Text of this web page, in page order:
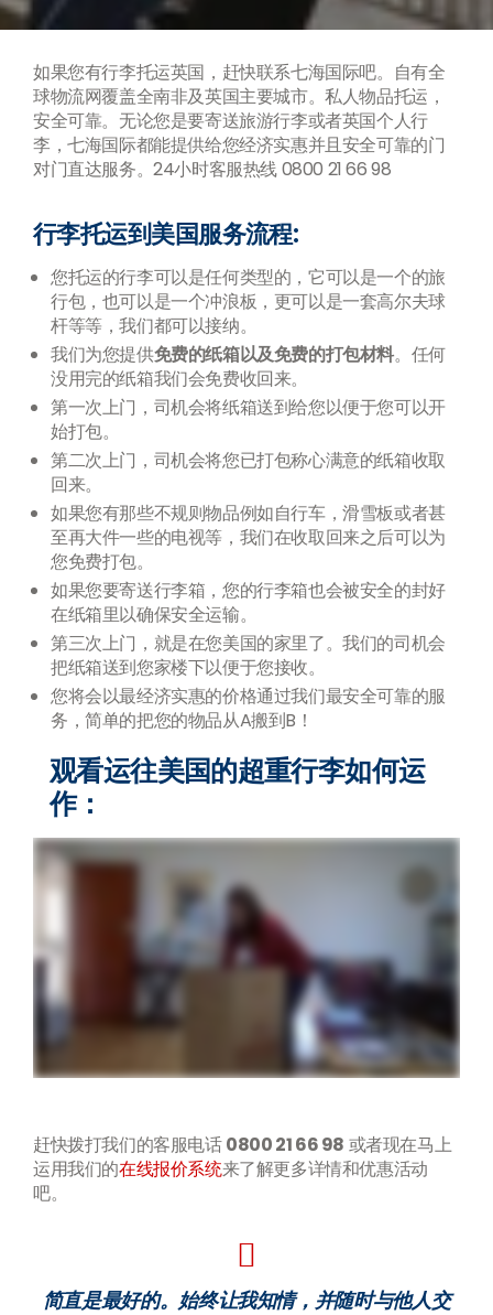
如果您有行李托运英国，赶快联系七海国际吧。自有全
球物流网覆盖全南非及英国主要城市。私人物品托运，
安全可靠。无论您是要寄送旅游行李或者英国个人行
李，七海国际都能提供给您经济实惠并且安全可靠的门
对门直达服务。24小时客服热线 0800 21 66 98
行李托运到美国服务流程:
您托运的行李可以是任何类型的，它可以是一个的旅
行包，也可以是一个冲浪板，更可以是一套高尔夫球
杆等等，我们都可以接纳。
我们为您提供免费的纸箱以及免费的打包材料。任何
没用完的纸箱我们会免费收回来。
第一次上门，司机会将纸箱送到给您以便于您可以开
始打包。
第二次上门，司机会将您已打包称心满意的纸箱收取
回来。
如果您有那些不规则物品例如自行车，滑雪板或者甚
至再大件一些的电视等，我们在收取回来之后可以为
您免费打包。
如果您要寄送行李箱，您的行李箱也会被安全的封好
在纸箱里以确保安全运输。
第三次上门，就是在您美国的家里了。我们的司机会
把纸箱送到您家楼下以便于您接收。
您将会以最经济实惠的价格通过我们最安全可靠的服
务，简单的把您的物品从A搬到B！
观看运往美国的超重行李如何运
作：
赶快拨打我们的客服电话0800 21 66 98 或者现在马上
运用我们的在线报价系统来了解更多详情和优惠活动
吧。
简直是最好的。始终让我知情，并随时与他人交